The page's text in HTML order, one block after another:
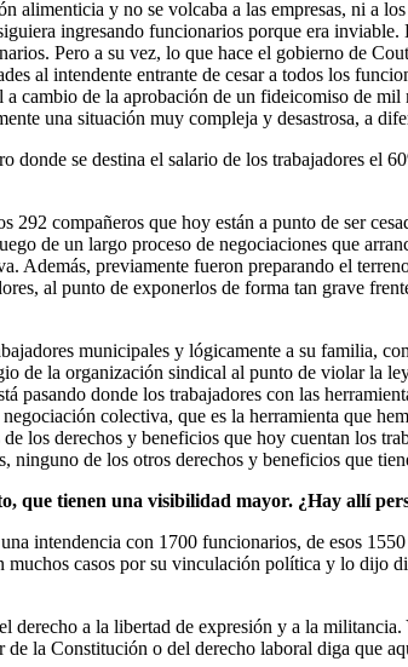
alimenticia y no se volcaba a las empresas, ni a
ingresando funcionarios porque era
Pero a su vez, lo que hace el gobierno de
al intendente entrante de cesar a todos los
cambio de la aprobación de un fideicomiso de
una situación muy compleja y desastrosa, a
se destina el salario de los trabajadores el
292 compañeros que hoy están a punto de ser
de un largo proceso de negociaciones que
previamente fueron preparando el
al punto de exponerlos de forma tan grave
municipales y lógicamente a su familia,
de la organización sindical al punto de violar la
donde los trabajadores con las
colectiva, que es la herramienta que
los derechos y beneficios que hoy cuentan los
de los otros derechos y beneficios que
que tienen una visibilidad mayor. ¿Hay allí
intendencia con 1700 funcionarios, de esos
casos por su vinculación política y lo dijo
derecho a la libertad de expresión y a la
la Constitución o del derecho laboral diga que